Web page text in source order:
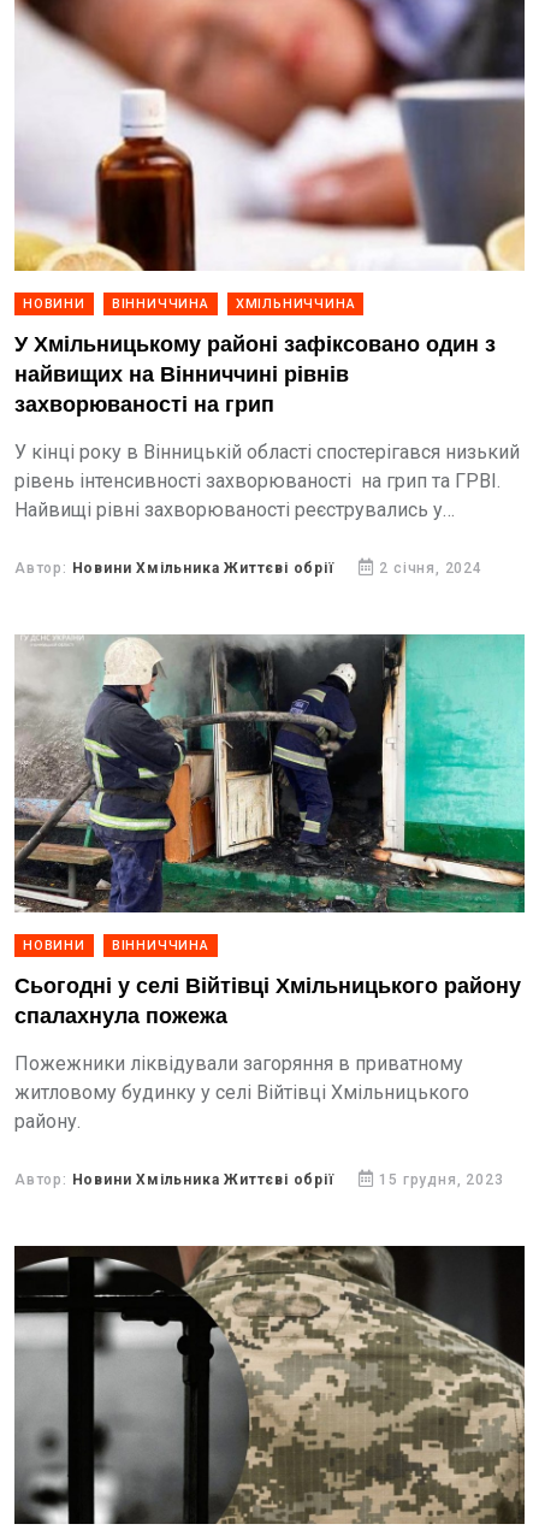
НОВИНИ ВІННИЧЧИНА ХМІЛЬНИЧЧИНА
У Хмільницькому районі зафіксовано один з
найвищих на Вінниччині рівнів
захворюваності на грип
У кінці року в Вінницькій області спостерігався низький
рівень інтенсивності захворюваності на грип та ГРВІ.
Найвищі рівні захворюваності реєструвались у
та Тульчинському районах.
Автор: Новини Хмільника Життєві обрії 2 січня, 2024
НОВИНИ ВІННИЧЧИНА
Сьогодні у селі Війтівці Хмільницького району
спалахнула пожежа
Пожежники ліквідували загоряння в приватному
житловому будинку у селі Війтівці Хмільницького
району.
Автор: Новини Хмільника Життєві обрії 15 грудня, 2023